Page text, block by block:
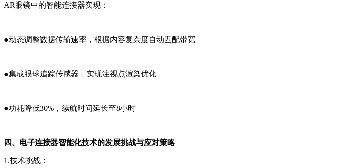
AR眼镜中的智能连接器实现：
●动态调整数据传输速率，根据内容复杂度自动匹配带宽
●集成眼球追踪传感器，实现注视点渲染优化
●功耗降低30%，续航时间延长至8小时
四、电子连接器智能化技术的发展挑战与应对策略
1.技术挑战 ：